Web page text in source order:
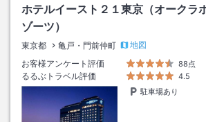
ホテルイースト２１東京（オークラ
ゾーツ）
東京都 亀戸・門前仲町
地図
お客様アンケート評価
88点
るるぶトラベル評価
4.5
駐車場あり